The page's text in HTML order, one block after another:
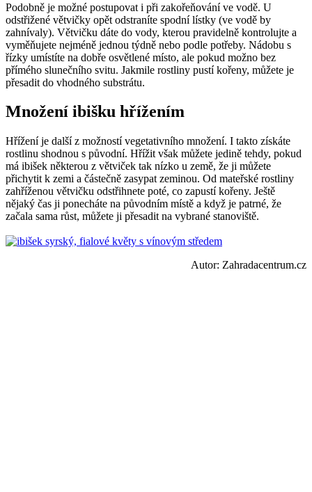
Podobně je možné postupovat i při zakořeňování ve vodě. U
odstřižené větvičky opět odstraníte spodní lístky (ve vodě by
zahnívaly). Větvičku dáte do vody, kterou pravidelně kontrolujte a
vyměňujete nejméně jednou týdně nebo podle potřeby. Nádobu s
řízky umístíte na dobře osvětlené místo, ale pokud možno bez
přímého slunečního svitu. Jakmile rostliny pustí kořeny, můžete je
přesadit do vhodného substrátu.
Množení ibišku hřížením
Hřížení je další z možností vegetativního množení. I takto získáte
rostlinu shodnou s původní. Hřížit však můžete jedině tehdy, pokud
má ibišek některou z větviček tak nízko u země, že ji můžete
přichytit k zemi a částečně zasypat zeminou. Od mateřské rostliny
zahříženou větvičku odstřihnete poté, co zapustí kořeny. Ještě
nějaký čas ji ponecháte na původním místě a když je patrné, že
začala sama růst, můžete ji přesadit na vybrané stanoviště.
Autor: Zahradacentrum.cz